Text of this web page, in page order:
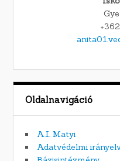
Oldalnavigáció
A.I. Matyi
Adatvédelmi